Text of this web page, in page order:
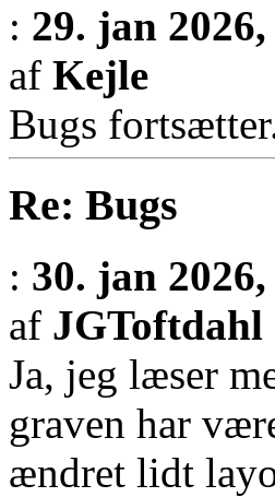
: 29. jan
af Kejle
Bugs
Re: Bugs
: 30. jan
af JGToftdahl
Ja, jeg læser
graven har
ændret lidt